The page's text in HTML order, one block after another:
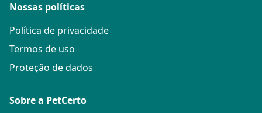
Nossas políticas
Política de privacidade
Termos de uso
Proteção de dados
Sobre a PetCerto